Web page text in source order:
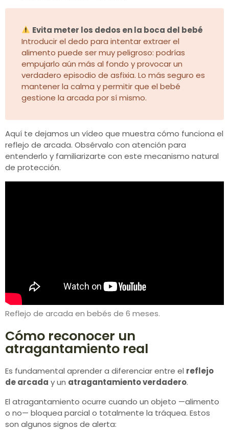
Evita meter los dedos en la boca del bebé
Introducir el dedo para intentar extraer el
alimento puede ser muy peligroso: podrías
empujarlo aún más al fondo y provocar un
verdadero episodio de asfixia. Lo más seguro es
mantener la calma y permitir que el bebé
gestione la arcada por sí mismo.
Aquí te dejamos un vídeo que muestra cómo funciona el
reflejo de arcada. Obsérvalo con atención para
entenderlo y familiarizarte con este mecanismo natural
de protección.
Reflejo de arcada en bebés de 6 meses.
Cómo reconocer un
atragantamiento real
Es fundamental aprender a diferenciar entre el reflejo
de arcada y un atragantamiento verdadero.
El atragantamiento ocurre cuando un objeto —alimento
o no— bloquea parcial o totalmente la tráquea. Estos
son algunos signos de alerta: